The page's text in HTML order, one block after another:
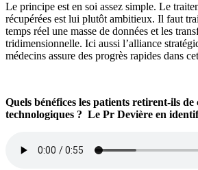
Le principe est en soi assez simple. Le
récupérées est lui plutôt ambitieux. Il faut
temps réel une masse de données et les
tridimensionnelle. Ici aussi l’alliance
médecins assure des progrès rapides dans
Quels bénéfices les patients retirent-ils de
technologiques ? Le Pr Devière en